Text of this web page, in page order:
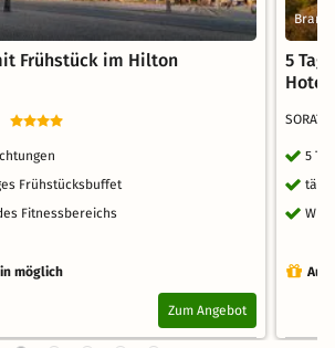
Frühstück im Hilton
Frühstücksbuffet
Fitnessbereichs
möglich
Zum Angebot
5
Hotel
5